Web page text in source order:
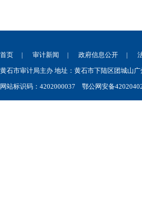
首页 | 审计新闻 | 政府信息公开 |
黄石市审计局主办 地址：黄石市下陆区团城山
网站标识码：4202000037 鄂公网安备